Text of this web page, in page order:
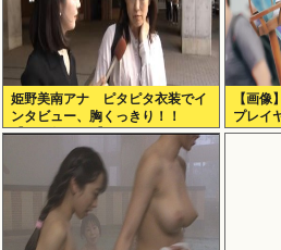
姫野美南アナ ピタピタ衣装でイ
ンタビュー、胸くっきり！！
【GIF動画あり】
【画
プレイ
ｗｗ